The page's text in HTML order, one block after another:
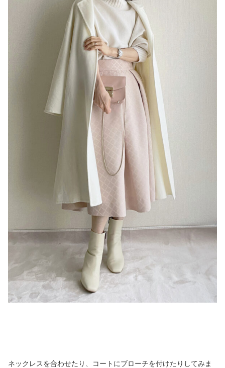
ネックレスを合わせたり、コートにブローチを付けたりしてみま